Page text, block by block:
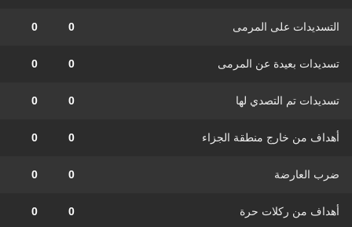
التسديدات على المرمى 0
0
تسديدات بعيدة عن المرمى 0
0
تسديدات تم التصدي لها 0
0
أهداف من خارج منطقة الجزاء 0
0
ضرب العارضة 0
0
أهداف من ركلات حرة 0
0